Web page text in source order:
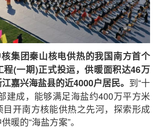
集团秦山核电供热的我国南方首个
程(一期)正式投运，供暖面积达46万
嘉兴海盐县的近4000户居民。 到“十
建成，能够满足海盐约400万平方米
目开南方核能供热之先河，探索形成
暖的“海盐方案”。